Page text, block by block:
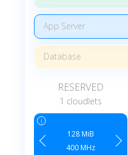
App Server
Database
RESERVED
1 cloudlets
i
128 MiB
400 MHz